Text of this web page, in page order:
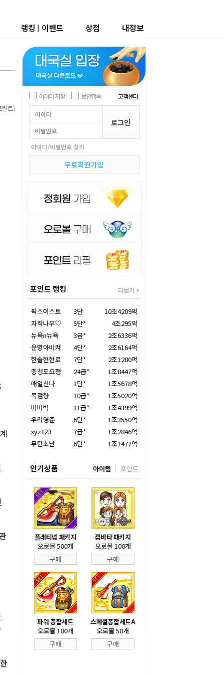
랭킹 | 이벤트 상점 내정보
린트]
아이디 저장 보안접속 고객센터
아이디/비밀번호 찾기
무료회원가입
포인트 랭킹 더보기
팍스이스트 3단
10조4209억
자작나무♡
5단*
4조295억
뉴욕n뉴욕
3급*
2조6336억
운명아비켜
4단*
2조6164억
한솔현현로
7단*
2조1280억
충청도요정
24급*
1조8447억
매일신나
1단*
1조5678억
목검향
10급*
1조5020억
비비빅
11급*
1조4399억
우리영준
6단*
1조3550억
xyz123
7급*
1조2846억
무탄초난
6단* 1조1477억
인기상품 아이템 포인트
플래티넘 패키지
오로볼 500개
구매
겜바타 패키지
오로볼 100개
구매
파워 종합세트
오로볼 100개
구매
스페셜종합세트A
오로볼 50개
구매